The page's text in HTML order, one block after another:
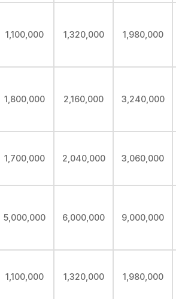
1,100,000 1,320,000 1,980,000
1,800,000 2,160,000 3,240,000
1,700,000 2,040,000 3,060,000
5,000,000 6,000,000 9,000,000
1,100,000 1,320,000 1,980,000